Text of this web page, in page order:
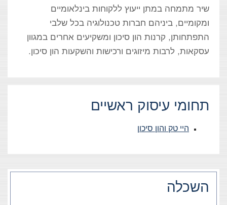
שיר מתמחה במתן ייעוץ ללקוחות בינלאומיים
ומקומיים, ביניהם חברות טכנולוגיה בכל שלבי
התפתחותן, קרנות הון סיכון ומשקיעים אחרים במגוון
עסקאות, לרבות מיזוגים ורכישות והשקעות הון סיכון.
תחומי עיסוק ראשיים
היי טק והון סיכון
השכלה